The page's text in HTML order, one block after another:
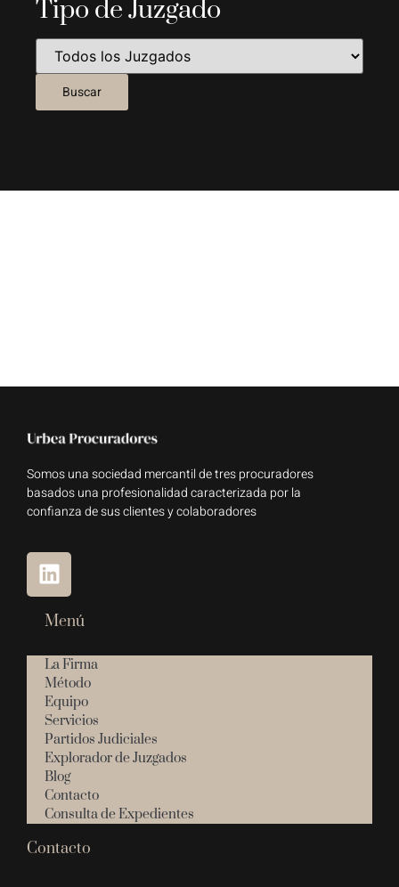
Tipo de Juzgado
Somos una sociedad mercantil de tres procuradores
basados una profesionalidad caracterizada por la
confianza de sus clientes y colaboradores
Menú
La Firma
Método
Equipo
Servicios
Partidos Judiciales
Explorador de Juzgados
Blog
Contacto
Consulta de Expedientes
Contacto